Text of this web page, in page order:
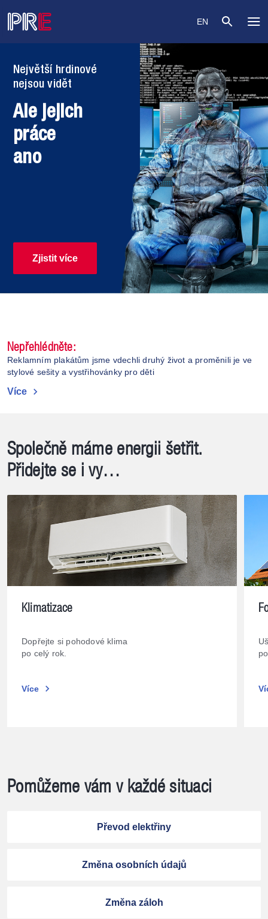
EN
Největší hrdinové
nejsou vidět
Ale jejich
práce
ano
Zjistit více
Nepřehlédněte:
Reklamním plakátům jsme vdechli druhý život a proměnili je ve
stylové sešity a vystřihovánky pro děti
Více chevron_right
Společně máme energii šetřit.
Přidejte se i vy…
Klimatizace
Dopřejte si pohodové klima
po celý rok.
Více chevron_right
Pomůžeme vám v každé situaci
Převod elektřiny
Změna osobních údajů
Změna záloh